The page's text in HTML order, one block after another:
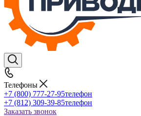
Телефоны
+7 (800) 777-27-95телефон
+7 (812) 309-39-85телефон
Заказать звонок